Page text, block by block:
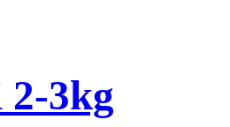
3kg